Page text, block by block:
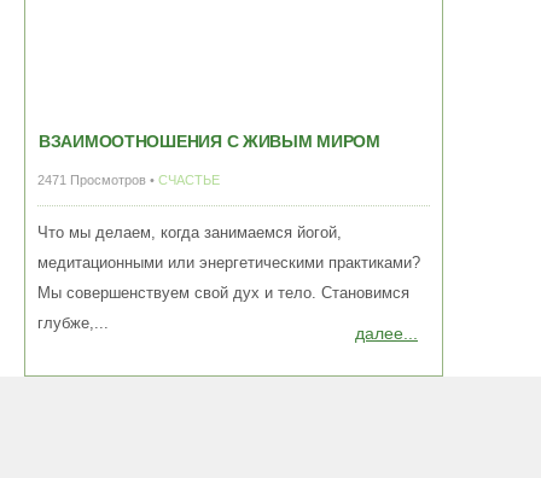
ВЗАИМООТНОШЕНИЯ С ЖИВЫМ МИРОМ
2471 Просмотров • СЧАСТЬЕ
далее...
Что мы делаем, когда занимаемся йогой,
медитационными или энергетическими практиками?
Мы совершенствуем свой дух и тело. Становимся
глубже,...